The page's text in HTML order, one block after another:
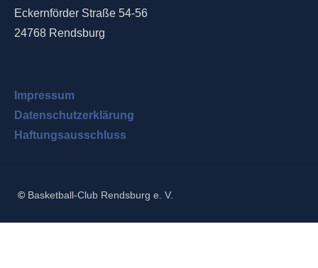
Eckernförder Straße 54-56
24768 Rendsburg
Impressum
Datenschutzerklärung
Haftungsausschluss
© Basketball-Club Rendsburg e. V.